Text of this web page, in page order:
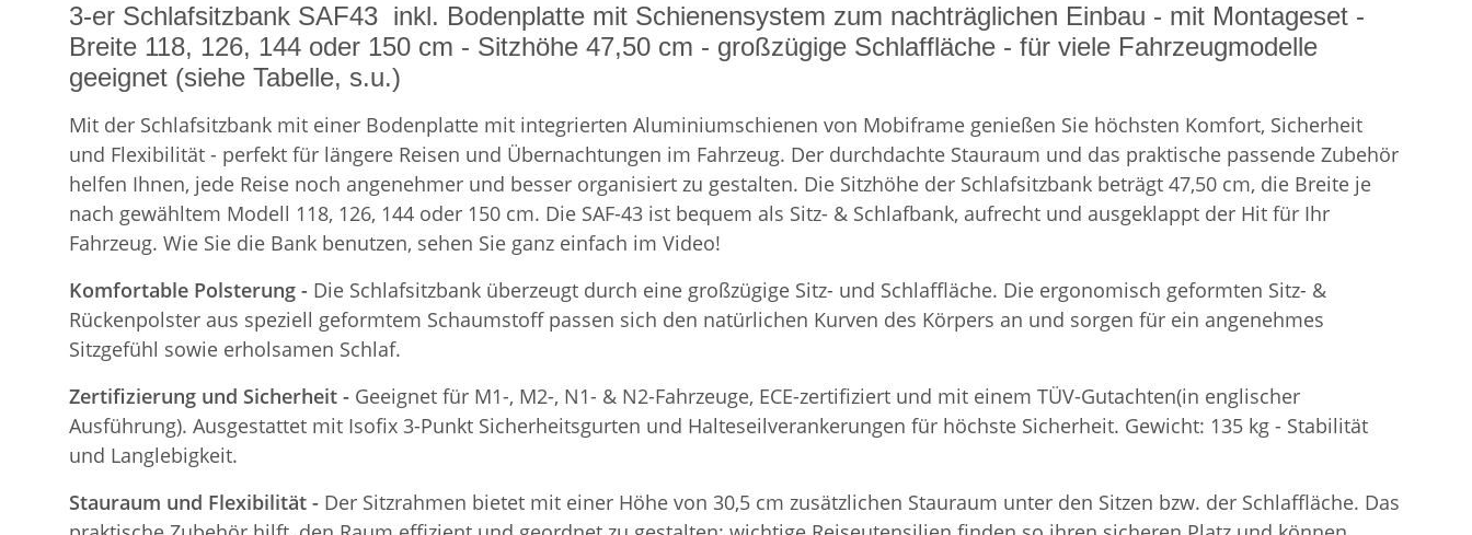
3-er Schlafsitzbank SAF43 inkl. Bodenplatte mit Schienensystem zum nachträglichen Einbau - mit Montageset -
Breite 118, 126, 144 oder 150 cm - Sitzhöhe 47,50 cm - großzügige Schlaffläche - für viele Fahrzeugmodelle
geeignet (siehe Tabelle, s.u.)
Mit der Schlafsitzbank mit einer Bodenplatte mit integrierten Aluminiumschienen von Mobiframe genießen Sie höchsten Komfort, Sicherheit
und Flexibilität - perfekt für längere Reisen und Übernachtungen im Fahrzeug. Der durchdachte Stauraum und das praktische passende Zubehör
helfen Ihnen, jede Reise noch angenehmer und besser organisiert zu gestalten. Die Sitzhöhe der Schlafsitzbank beträgt 47,50 cm, die Breite je
nach gewähltem Modell 118, 126, 144 oder 150 cm. Die SAF-43 ist bequem als Sitz- & Schlafbank, aufrecht und ausgeklappt der Hit für Ihr
Fahrzeug. Wie Sie die Bank benutzen, sehen Sie ganz einfach im Video!
Komfortable Polsterung - Die Schlafsitzbank überzeugt durch eine großzügige Sitz- und Schlaffläche. Die ergonomisch geformten Sitz- &
Rückenpolster aus speziell geformtem Schaumstoff passen sich den natürlichen Kurven des Körpers an und sorgen für ein angenehmes
Sitzgefühl sowie erholsamen Schlaf.
Zertifizierung und Sicherheit - Geeignet für M1-, M2-, N1- & N2-Fahrzeuge, ECE-zertifiziert und mit einem TÜV-Gutachten(in englischer
Ausführung). Ausgestattet mit Isofix 3-Punkt Sicherheitsgurten und Halteseilverankerungen für höchste Sicherheit. Gewicht: 135 kg - Stabilität
und Langlebigkeit.
Stauraum und Flexibilität - Der Sitzrahmen bietet mit einer Höhe von 30,5 cm zusätzlichen Stauraum unter den Sitzen bzw. der Schlaffläche. Das